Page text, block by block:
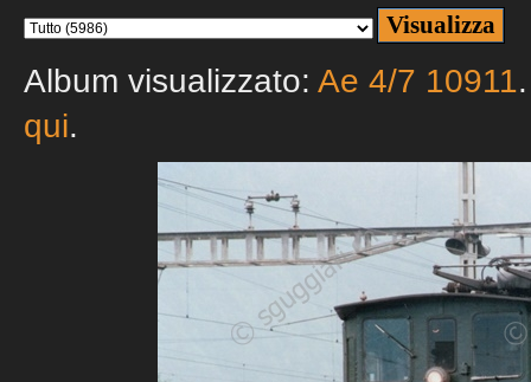
Album visualizzato: Ae 4/7 10911
qui.